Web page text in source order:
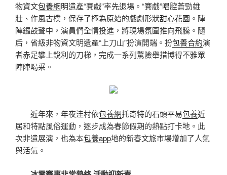
物資文包養網明遺產“賽戲”率先退場。“賽戲”唱腔蒼勁雄
壯、作風古樸，保存了極為原始的戲劇形狀甜心花園 。陣
陣鑼鼓聲中，演員們全情投進，將現場氛圍推向飛騰。隨
后，省級非物資文明遺產“上刀山”扮演開端。扮包養合約演
者赤足攀上銳利的刀梯，完成一系列驚險舉措博得不雅眾
陣陣喝采。
近年來，年夜洼村依包養網托奇特的石頭平易包養近
居和特點風俗運動，逐步成為春節假期的熱點打卡地。此
次非遺展演，也為本包養app地的新春文旅市場增加了人氣
與活氣。